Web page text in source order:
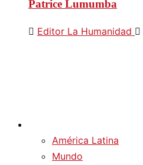
Patrice Lumumba
Editor La Humanidad
América Latina
Mundo